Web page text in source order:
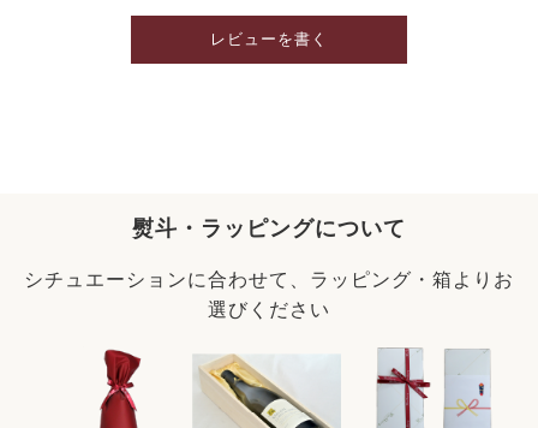
レビューを書く
熨斗・ラッピングについて
シチュエーションに合わせて、ラッピング・箱よりお
選びください